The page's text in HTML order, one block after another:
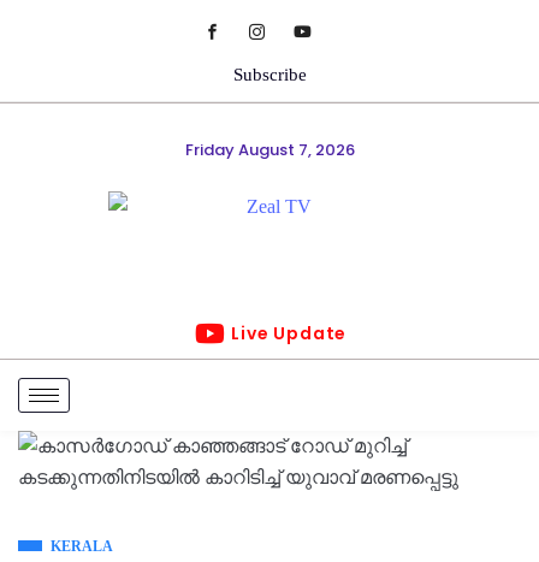
Subscribe
Friday August 7, 2026
Live Update
KERALA